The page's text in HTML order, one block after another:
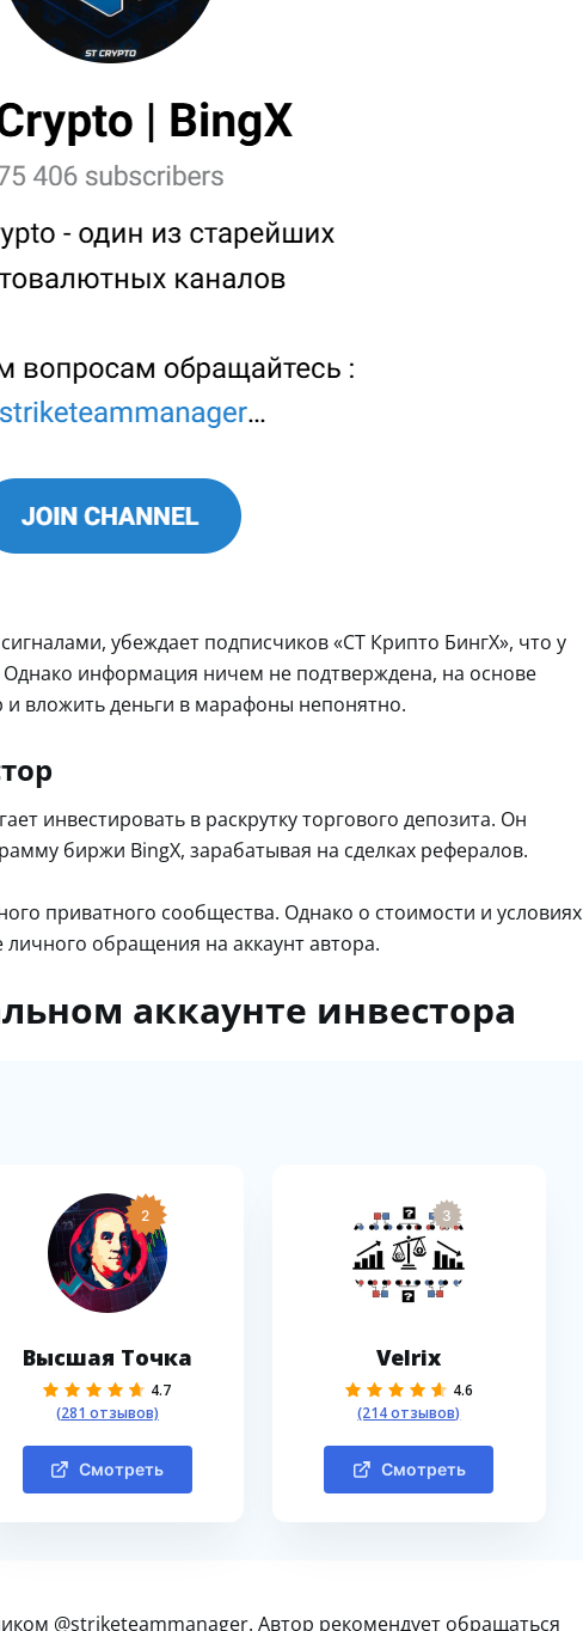
убеждает подписчиков «СТ Крипто БингХ», что у
информация ничем не подтверждена, на основе
вложить деньги в марафоны непонятно.
инвестировать в раскрутку торгового депозита. Он
биржи BingX, зарабатывая на сделках рефералов.
приватного сообщества. Однако о стоимости и условиях
обращения на аккаунт автора.
аккаунте инвестора
2
Высшая Точка
4.7
(281 отзывов)
Смотреть
3
Velrix
4.6
(214 отзывов)
Смотреть
@striketeammanager. Автор рекомендует обращаться